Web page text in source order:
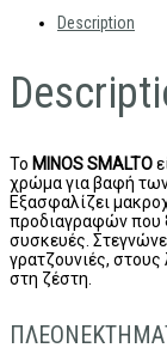
Description
Το MINOS SMALTO
χρώμα για βαφή
Εξασφαλίζει
προδιαγραφών που
συσκευές.
γρατζουνιές,
στη ζέστη.